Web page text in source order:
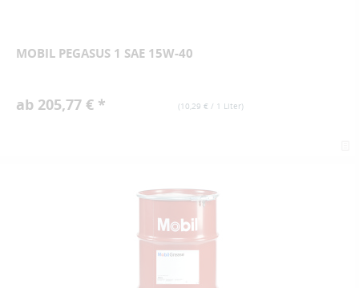
MOBIL PEGASUS 1 SAE 15W-40
(10,29 € / 1 Liter)
ab 205,77 € *